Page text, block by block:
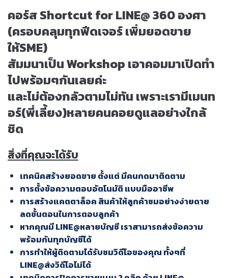
คอร์ส Shortcut for LINE@ 360 องศา
(ครอบคลุมทุกฟีดเจอร์ เพิ่มยอดขาย
ให้SME)
สัมมนาเป็น Workshop เอาคอมมาเปิดทำ
ไปพร้อมๆกันเลยค่ะ
และไม่ต้องกลัวตามไม่ทัน เพราะเรามีเมนท
อร์(พี่เลี้ยง)หลายคนคอยดูแลอย่างใกล้
ชิด
สิ่งที่คุณจะได้รับ
เทคนิคสร้างยอดขาย ตั้งแต่ มีคนกดมาติดตาม
การตั้งข้อความตอบอัตโนมัติ แบบมืออาชีพ
การสร้างแคตตาล็อค สินค้าให้ลูกค้าชมอย่างง่ายดาย
ลดขั้นตอนในการตอบลูกค้า
หากคุณมี LINE@หลายบัญชี เราสามารถส่งข้อความ
พร้อมกันทุกบัญชีได้
การทำให้ผู้ติดตามได้รับชมวิดีโอของคุณ ทั้งๆที่
LINE@ส่งวิดีโอไม่ได้